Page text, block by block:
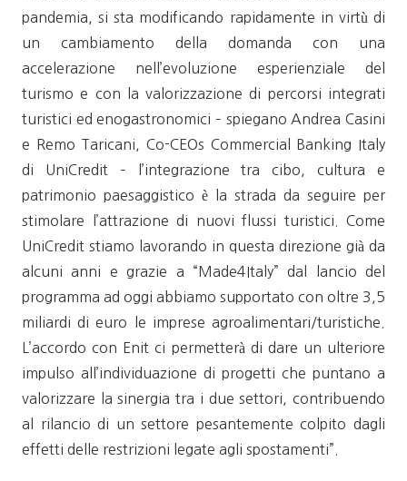
pandemia, si sta modificando rapidamente in virtù di
un cambiamento della domanda con una
accelerazione nell’evoluzione esperienziale del
turismo e con la valorizzazione di percorsi integrati
turistici ed enogastronomici – spiegano Andrea Casini
e Remo Taricani, Co-CEOs Commercial Banking Italy
di UniCredit – l’integrazione tra cibo, cultura e
patrimonio paesaggistico è la strada da seguire per
stimolare l’attrazione di nuovi flussi turistici. Come
UniCredit stiamo lavorando in questa direzione già da
alcuni anni e grazie a “Made4Italy” dal lancio del
programma ad oggi abbiamo supportato con oltre 3,5
miliardi di euro le imprese agroalimentari/turistiche.
L’accordo con Enit ci permetterà di dare un ulteriore
impulso all’individuazione di progetti che puntano a
valorizzare la sinergia tra i due settori, contribuendo
al rilancio di un settore pesantemente colpito dagli
effetti delle restrizioni legate agli spostamenti”.